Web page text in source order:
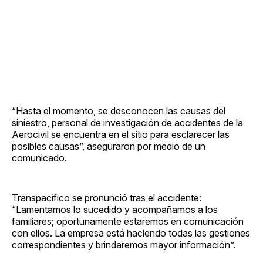
“Hasta el momento, se desconocen las causas del
siniestro, personal de investigación de accidentes de la
Aerocivil se encuentra en el sitio para esclarecer las
posibles causas”, aseguraron por medio de un
comunicado.
Transpacífico se pronunció tras el accidente:
“Lamentamos lo sucedido y acompañamos a los
familiares; oportunamente estaremos en comunicación
con ellos. La empresa está haciendo todas las gestiones
correspondientes y brindaremos mayor información”.